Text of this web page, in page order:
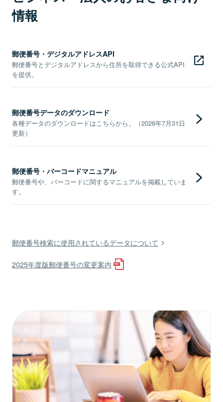
情報
郵便番号・デジタルアドレスAPI
郵便番号とデジタルアドレスから住所を取得できる公式API
を提供。
郵便番号データのダウンロード
各種データのダウンロードはこちらから。（2026年7月31日
更新）
郵便番号・バーコードマニュアル
郵便番号や、バーコードに関するマニュアルを掲載していま
す。
郵便番号検索に使用されているデータについて
2025年度版郵便番号の変更案内